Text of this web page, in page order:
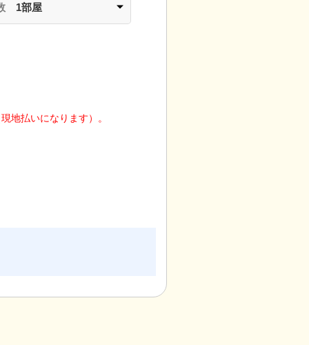
1部屋
地払いになります）。